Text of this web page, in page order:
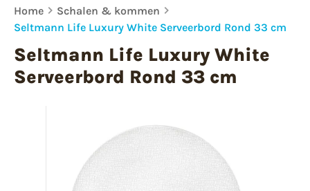
Home
Schalen & kommen
Seltmann Life Luxury White Serveerbord Rond 33 cm
Seltmann Life Luxury White
Serveerbord Rond 33 cm